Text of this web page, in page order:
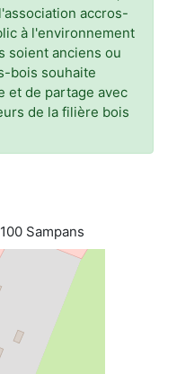
accros-
à l'environnement
soient anciens ou
bois souhaite
et de partage avec
de la filière bois
Sampans